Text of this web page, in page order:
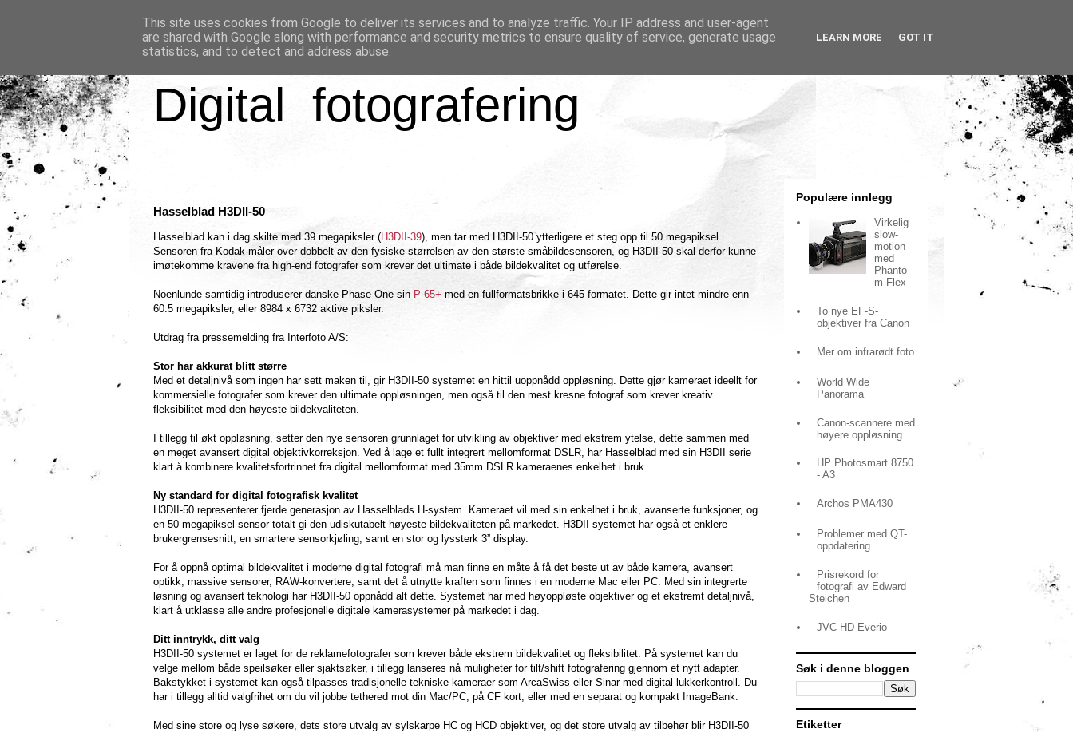
Digital fotografering
Hasselblad H3DII-50
Hasselblad kan i dag skilte med 39 megapiksler (H3DII-39), men tar med H3DII-50 ytterligere et steg opp til 50 megapiksel.
Sensoren fra Kodak måler over dobbelt av den fysiske størrelsen av den største småbildesensoren, og H3DII-50 skal derfor kunne
imøtekomme kravene fra high-end fotografer som krever det ultimate i både bildekvalitet og utførelse.
Noenlunde samtidig introduserer danske Phase One sin P 65+ med en fullformatsbrikke i 645-formatet. Dette gir intet mindre enn
60.5 megapiksler, eller 8984 x 6732 aktive piksler.
Utdrag fra pressemelding fra Interfoto A/S:
Stor har akkurat blitt større
Med et detaljnivå som ingen har sett maken til, gir H3DII-50 systemet en hittil uoppnådd oppløsning. Dette gjør kameraet ideellt for
kommersielle fotografer som krever den ultimate oppløsningen, men også til den mest kresne fotograf som krever kreativ
fleksibilitet med den høyeste bildekvaliteten.
I tillegg til økt oppløsning, setter den nye sensoren grunnlaget for utvikling av objektiver med ekstrem ytelse, dette sammen med
en meget avansert digital objektivkorreksjon. Ved å lage et fullt integrert mellomformat DSLR, har Hasselblad med sin H3DII serie
klart å kombinere kvalitetsfortrinnet fra digital mellomformat med 35mm DSLR kameraenes enkelhet i bruk.
Ny standard for digital fotografisk kvalitet
H3DII-50 representerer fjerde generasjon av Hasselblads H-system. Kameraet vil med sin enkelhet i bruk, avanserte funksjoner, og
en 50 megapiksel sensor totalt gi den udiskutabelt høyeste bildekvaliteten på markedet. H3DII systemet har også et enklere
brukergrensesnitt, en smartere sensorkjøling, samt en stor og lyssterk 3” display.
For å oppnå optimal bildekvalitet i moderne digital fotografi må man finne en måte å få det beste ut av både kamera, avansert
optikk, massive sensorer, RAW-konvertere, samt det å utnytte kraften som finnes i en moderne Mac eller PC. Med sin integrerte
løsning og avansert teknologi har H3DII-50 oppnådd alt dette. Systemet har med høyoppløste objektiver og et ekstremt detaljnivå,
klart å utklasse alle andre profesjonelle digitale kamerasystemer på markedet i dag.
Ditt inntrykk, ditt valg
H3DII-50 systemet er laget for de reklamefotografer som krever både ekstrem bildekvalitet og fleksibilitet. På systemet kan du
velge mellom både speilsøker eller sjaktsøker, i tillegg lanseres nå muligheter for tilt/shift fotografering gjennom et nytt adapter.
Bakstykket i systemet kan også tilpasses tradisjonelle tekniske kameraer som ArcaSwiss eller Sinar med digital lukkerkontroll. Du
har i tillegg alltid valgfrihet om du vil jobbe tethered mot din Mac/PC, på CF kort, eller med en separat og kompakt ImageBank.
Med sine store og lyse søkere, dets store utvalg av sylskarpe HC og HCD objektiver, og det store utvalg av tilbehør blir H3DII-50
Populære innlegg
Virkelig
slow-
motion
med
Phanto
m Flex
To nye EF-S-
objektiver fra Canon
Mer om infrarødt foto
World Wide
Panorama
Canon-scannere med
høyere oppløsning
HP Photosmart 8750
- A3
Archos PMA430
Problemer med QT-
oppdatering
Prisrekord for
fotografi av Edward
Steichen
JVC HD Everio
Søk i denne bloggen
Etiketter
This site uses cookies from Google to deliver its services and to analyze traffic. Your IP address and user-agent
are shared with Google along with performance and security metrics to ensure quality of service, generate usage
statistics, and to detect and address abuse.
LEARN MORE GOT IT